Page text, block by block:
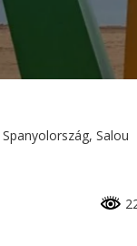
Spanyolország, Salou